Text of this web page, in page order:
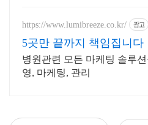
https://www.lumibreeze.co.kr/ 광고
5곳만 끝까지 책임집니다
병원관련 모든 마케팅 솔루
영, 마케팅, 관리